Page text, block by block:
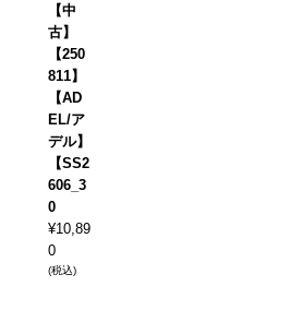
【中
古】
【250
811】
【AD
EL/ア
デル】
【SS2
606_3
0
¥10,89
0
(税込)